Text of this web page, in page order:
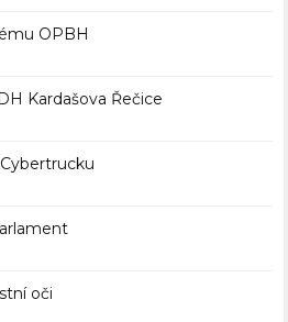
OPBH
Kardašova Řečice
oči